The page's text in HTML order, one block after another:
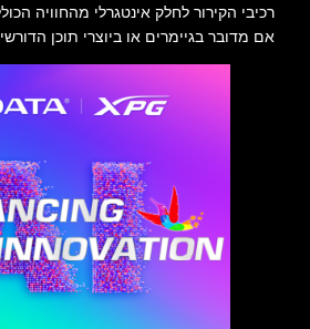
רכיבי הקירור לחלק אינטגרלי מהחוויה
אם מדובר בגיימרים או ביוצרי תוכן